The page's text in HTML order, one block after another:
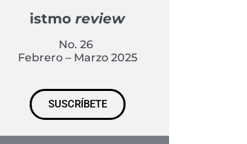
istmoreview
No. 26
Febrero – Marzo 2025
SUSCRÍBETE